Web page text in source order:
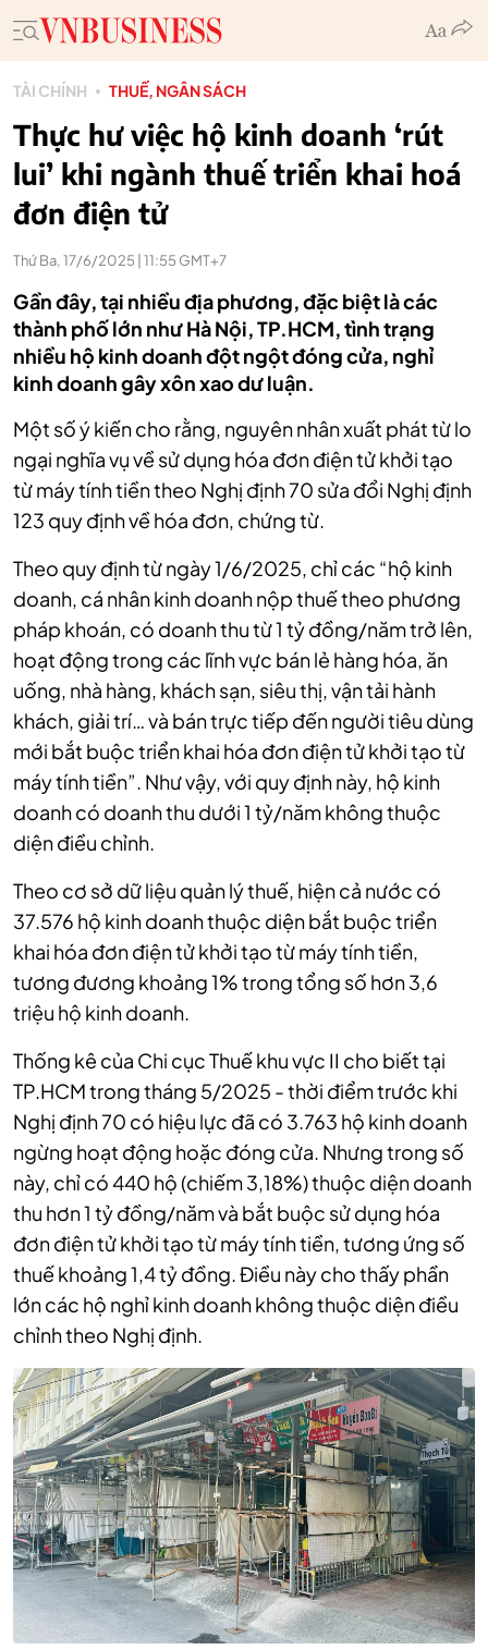
TÀI CHÍNH THUẾ, NGÂN SÁCH
Thực hư việc hộ kinh doanh ‘rút
lui’ khi ngành thuế triển khai hoá
đơn điện tử
Thứ Ba, 17/6/2025 | 11:55 GMT+7
Gần đây, tại nhiều địa phương, đặc biệt là các
thành phố lớn như Hà Nội, TP.HCM, tình trạng
nhiều hộ kinh doanh đột ngột đóng cửa, nghỉ
kinh doanh gây xôn xao dư luận.
Một số ý kiến cho rằng, nguyên nhân xuất phát từ lo
ngại nghĩa vụ về sử dụng hóa đơn điện tử khởi tạo
từ máy tính tiền theo Nghị định 70 sửa đổi Nghị định
123 quy định về hóa đơn, chứng từ.
Theo quy định từ ngày 1/6/2025, chỉ các “hộ kinh
doanh, cá nhân kinh doanh nộp thuế theo phương
pháp khoán, có doanh thu từ 1 tỷ đồng/năm trở lên,
hoạt động trong các lĩnh vực bán lẻ hàng hóa, ăn
uống, nhà hàng, khách sạn, siêu thị, vận tải hành
khách, giải trí… và bán trực tiếp đến người tiêu dùng
mới bắt buộc triển khai hóa đơn điện tử khởi tạo từ
máy tính tiền”. Như vậy, với quy định này, hộ kinh
doanh có doanh thu dưới 1 tỷ/năm không thuộc
diện điều chỉnh.
Theo cơ sở dữ liệu quản lý thuế, hiện cả nước có
37.576 hộ kinh doanh thuộc diện bắt buộc triển
khai hóa đơn điện tử khởi tạo từ máy tính tiền,
tương đương khoảng 1% trong tổng số hơn 3,6
triệu hộ kinh doanh.
Thống kê của Chi cục Thuế khu vực II cho biết tại
TP.HCM trong tháng 5/2025 - thời điểm trước khi
Nghị định 70 có hiệu lực đã có 3.763 hộ kinh doanh
ngừng hoạt động hoặc đóng cửa. Nhưng trong số
này, chỉ có 440 hộ (chiếm 3,18%) thuộc diện doanh
thu hơn 1 tỷ đồng/năm và bắt buộc sử dụng hóa
đơn điện tử khởi tạo từ máy tính tiền, tương ứng số
thuế khoảng 1,4 tỷ đồng. Điều này cho thấy phần
lớn các hộ nghỉ kinh doanh không thuộc diện điều
chỉnh theo Nghị định.